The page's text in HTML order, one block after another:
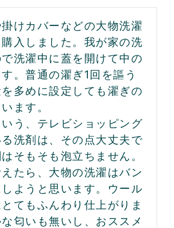
けカバーなどの大物洗濯
入しました。我が家の洗
洗濯中に蓋を開けて中の
。普通の濯ぎ1回を謳う
多めに設定しても濯ぎの
ます。
う、テレビショッピング
洗剤は、その点大丈夫で
そもそも泡立ちません。
たら、大物の洗濯はバン
ようと思います。ウール
てもふんわり仕上がりま
匂いも無いし、おススメ